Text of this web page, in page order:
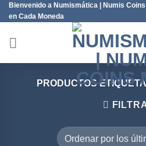
Saltar
al
contenido
Bienvenido a Numismática | Numis
en Cada Moneda
PRODUCTOS